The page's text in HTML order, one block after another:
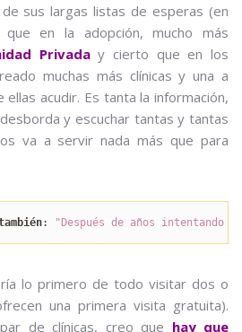
sus largas listas de esperas (en
en la adopción, mucho más
Privaday cierto que en los
muchas más clínicas y una a
acudir. Es tanta la información,
y escuchar tantas y tantas
va a servir nada más que para
: "Después de años intentando
lo primero de todo visitar dos o
una primera visita gratuita).
de clínicas, creo que hay que